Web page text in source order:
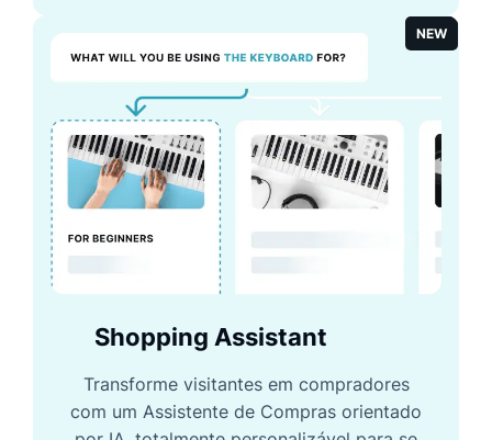
NEW
Shopping Assistant
Transforme visitantes em compradores
com um Assistente de Compras orientado